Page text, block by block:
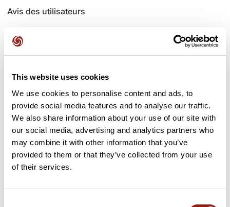
This website uses cookies
We use cookies to personalise content and ads, to
provide social media features and to analyse our traffic.
We also share information about your use of our site with
our social media, advertising and analytics partners who
may combine it with other information that you’ve
provided to them or that they’ve collected from your use
of their services.
Avis des utilisateurs
Soyez le premier à ajouter un avis !
Cols le long du parcours
62 km